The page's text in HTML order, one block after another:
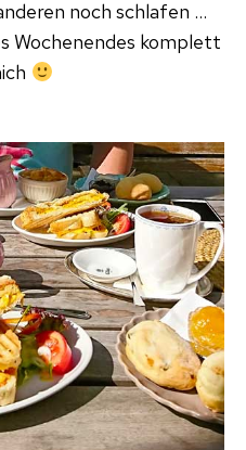
noch schlafen …
Wochenendes komplett